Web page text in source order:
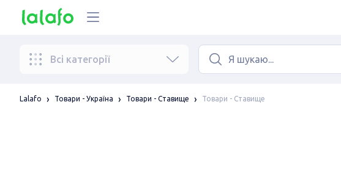
Всі категорії
Lalafo Товари - Україна Товари - Ставище Товари - Ставище